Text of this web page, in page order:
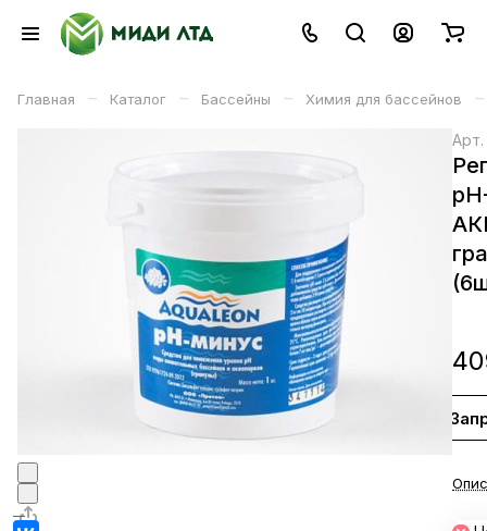
Главная – Каталог – Бассейны – Химия для бассейнов –
Арт.